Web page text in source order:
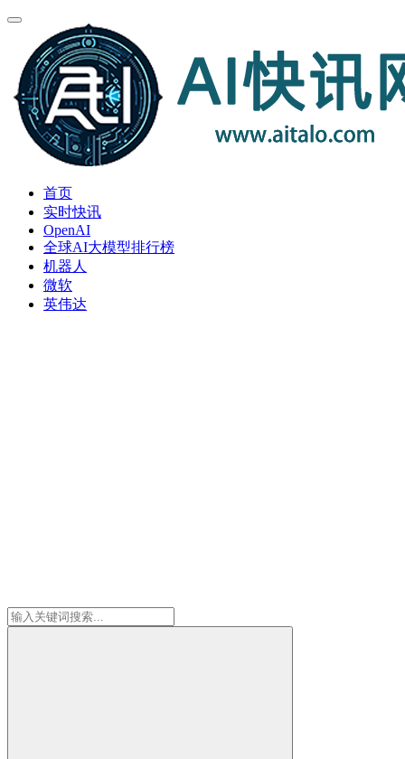
首页
实时快讯
OpenAI
全球AI大模型排行榜
机器人
微软
英伟达